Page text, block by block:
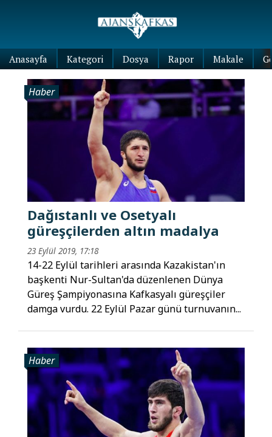
Anasayfa Kategori Dosya Rapor Makale
Haber
Dağıstanlı ve Osetyalı
güreşçilerden altın madalya
23 Eylül 2019, 17:18
14-22 Eylül tarihleri arasında Kazakistan'ın
başkenti Nur-Sultan'da düzenlenen Dünya
Güreş Şampiyonasına Kafkasyalı güreşçiler
damga vurdu. 22 Eylül Pazar günü turnuvanın...
Haber